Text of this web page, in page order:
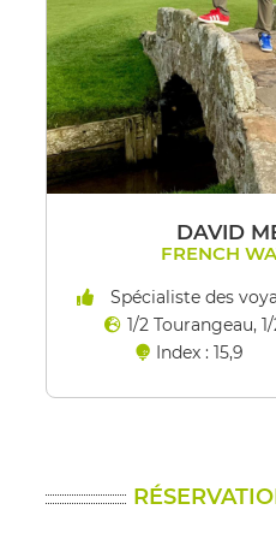
DAVID
FRENCH
Spécialiste des
1/2 Tourangeau,
Index : 15,9